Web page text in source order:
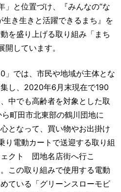
」と位置づけ、『みんなの“な
生き生きと活躍できるまち』を
を盛り上げる取り組み「まち
しています。
」では、市民や地域が主体とな
し、2020年6月末現在で190
中でも高齢者を対象とした取
町田市北東部の鶴川団地に
となって、買い物やお出掛け
り電動カートで送迎する取り組
クト 団地名店街へ行こ
この取り組みで使用する電動
ている「グリーンスローモビ